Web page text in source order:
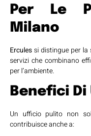
Per Le
Milano
Erculessi distingue per
servizi che combinano
per l’ambiente.
Benefici
Un ufficio pulito non
contribuisce anche a: